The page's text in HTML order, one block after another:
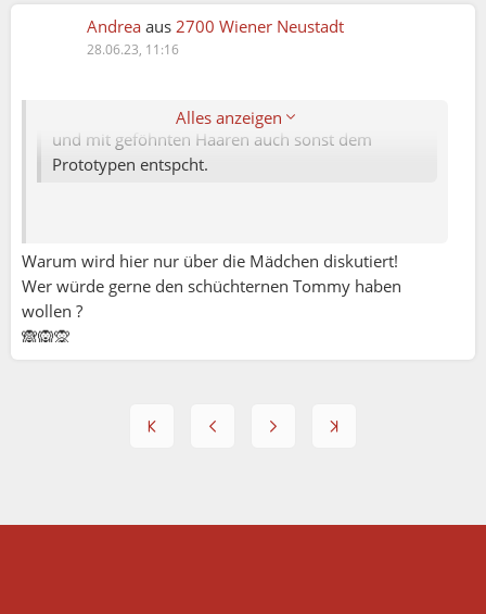
Andrea aus 2700 Wiener Neustadt
28.06.23, 11:16
Alles anzeigen
brav sauber hält, schüchtern mädchenhaft lächelt
und mit geföhnten Haaren auch sonst dem
Prototypen entspcht.
Warum wird hier nur über die Mädchen diskutiert!
Wer würde gerne den schüchternen Tommy haben
wollen ?
🙈🙉🙊